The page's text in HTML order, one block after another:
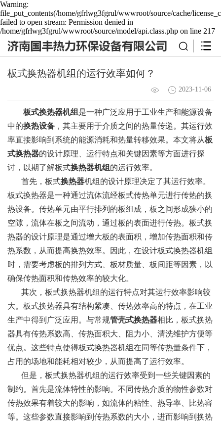
Warning:
file_put_contents(/home/gfrlwg3fgrul/wwwroot/source/cache/
failed to open stream: Permission denied in
/home/gfrlwg3fgrul/wwwroot/source/model/api.class.php on line 217
板式换热器机组的运行效率如何？
2023-11-06
板式换热器机组 是一种广泛应用于工业生产和能源设备
中的换热设备 ，其主要用于介质之间的热量传递。其运行效
率直接影响到系统的能源消耗和热量转移效果。本文将从板
式换热器的设计原理、运行特点和关键因素等方面进行探
讨，以期了解板式换热器机组 的运行效率。
首先，板式换热器机组的设计原理决定了其运行效率。
板式换热器是一种通过流体流经板式传热单元进行传热的换
热设备。传热单元由平行排列的板组成，板之间形成狭小的
空隙，流体在板之间流动，通过板的表面进行传热。板式换
热器的设计原理是通过增大板的表面积，增加传热面积和传
热系数，从而提高换热效率。因此，在设计板式换热器机组
时，需要考虑板的排列方式、板材质量、板间距等因素，以
确保传热面积和传热效率的较大化。
其次，板式换热器机组的运行特点对其运行效率影响较
大。板式换热器具有结构紧凑、传热效率高的特点，在工业
生产中得到广泛应用。与常规管壳式换热器相比，板式换热
器具有传热系数高、传热面积大、阻力小、清洗维护方便等
优点。这些特点使得板式换热器机组在同等传热量条件下，
占用的场地和能耗相对较少，从而提高了运行效率。
但是，板式换热器机组的运行效率受到一些关键因素的
制约。首先是流体特性的影响。不同传热介质的物性参数对
传热效果有着较大的影响，如流体的粘性、热导率、比热容
等。这些参数直接影响到传热系数的大小，进而影响到换热